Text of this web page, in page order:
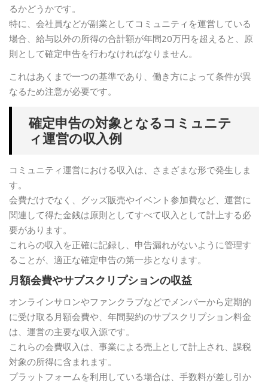
るかどうかです。
特に、会社員などが副業としてコミュニティを運営している
場合、給与以外の所得の合計額が年間20万円を超えると、原
則として確定申告を行わなければなりません。
これはあくまで一つの基準であり、働き方によって条件が異
なるため注意が必要です。
確定申告の対象となるコミュニテ
ィ運営の収入例
コミュニティ運営における収入は、さまざまな形で発生しま
す。
会費だけでなく、グッズ販売やイベント参加費など、運営に
関連して得た金銭は原則としてすべて収入として計上する必
要があります。
これらの収入を正確に記録し、申告漏れがないように管理す
ることが、適正な確定申告の第一歩となります。
月額会費やサブスクリプションの収益
オンラインサロンやファンクラブなどでメンバーから定期的
に受け取る月額会費や、年間契約のサブスクリプション料金
は、運営の主要な収入源です。
これらの会費収入は、事業による売上として計上され、課税
対象の所得に含まれます。
プラットフォームを利用している場合は、手数料が差し引か